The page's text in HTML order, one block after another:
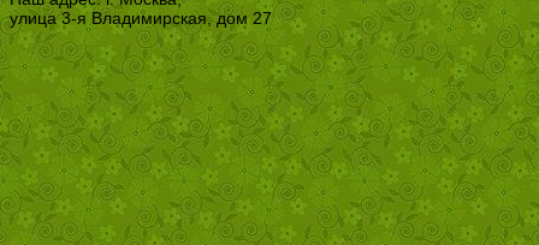
улица 3-я Владимирская, дом 27